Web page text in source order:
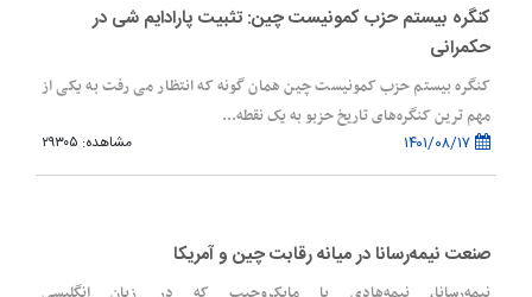
کنگره بیستم حزب کمونیست چین: تثبیت پارادایم شی در
حکمرانی
کنگره بیستم حزب کمونیست چین همان گونه که انتظار می رفت به یکی از
مهم ترین کنگره‌های تاریخ حزبو به یک نقطه...
مشاهده: ۲۹۳۰۵
صنعت نیمه‌رسانا در میانه رقابت چین و آمریکا